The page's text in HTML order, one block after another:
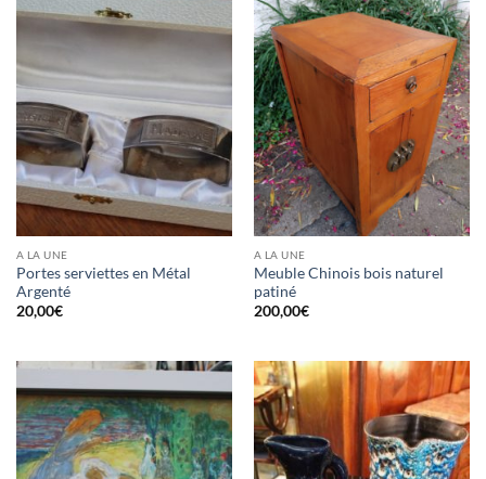
A LA UNE
Portes serviettes en Métal
Argenté
20,00€
A LA UNE
Meuble Chinois bois naturel
patiné
200,00€